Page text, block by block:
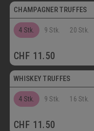
CHAMPAGNER TRUFFES
4 Stk. 9 Stk. 20 Stk.
CHF 11.50
Vegetarisch
WHISKEY TRUFFES
4 Stk. 9 Stk. 16 Stk.
CHF 11.50